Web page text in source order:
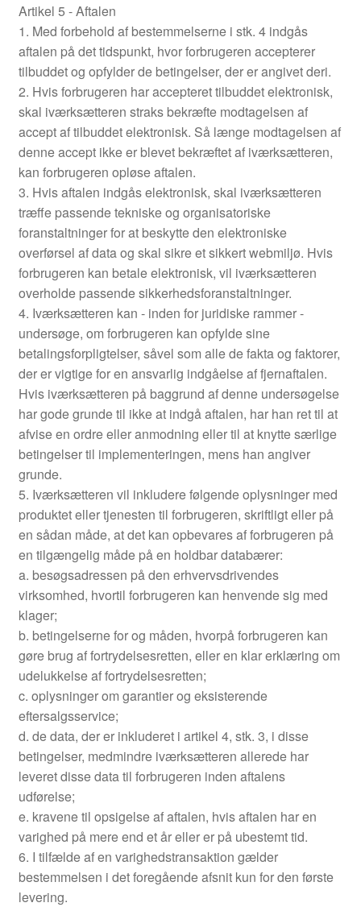
Artikel 5 - Aftalen
1. Med forbehold af bestemmelserne i stk. 4 indgås
aftalen på det tidspunkt, hvor forbrugeren accepterer
tilbuddet og opfylder de betingelser, der er angivet deri.
2. Hvis forbrugeren har accepteret tilbuddet elektronisk,
skal iværksætteren straks bekræfte modtagelsen af
accept af tilbuddet elektronisk. Så længe modtagelsen af
denne accept ikke er blevet bekræftet af iværksætteren,
kan forbrugeren opløse aftalen.
3. Hvis aftalen indgås elektronisk, skal iværksætteren
træffe passende tekniske og organisatoriske
foranstaltninger for at beskytte den elektroniske
overførsel af data og skal sikre et sikkert webmiljø. Hvis
forbrugeren kan betale elektronisk, vil iværksætteren
overholde passende sikkerhedsforanstaltninger.
4. Iværksætteren kan - inden for juridiske rammer -
undersøge, om forbrugeren kan opfylde sine
betalingsforpligtelser, såvel som alle de fakta og faktorer,
der er vigtige for en ansvarlig indgåelse af fjernaftalen.
Hvis iværksætteren på baggrund af denne undersøgelse
har gode grunde til ikke at indgå aftalen, har han ret til at
afvise en ordre eller anmodning eller til at knytte særlige
betingelser til implementeringen, mens han angiver
grunde.
5. Iværksætteren vil inkludere følgende oplysninger med
produktet eller tjenesten til forbrugeren, skriftligt eller på
en sådan måde, at det kan opbevares af forbrugeren på
en tilgængelig måde på en holdbar databærer:
a. besøgsadressen på den erhvervsdrivendes
virksomhed, hvortil forbrugeren kan henvende sig med
klager;
b. betingelserne for og måden, hvorpå forbrugeren kan
gøre brug af fortrydelsesretten, eller en klar erklæring om
udelukkelse af fortrydelsesretten;
c. oplysninger om garantier og eksisterende
eftersalgsservice;
d. de data, der er inkluderet i artikel 4, stk. 3, i disse
betingelser, medmindre iværksætteren allerede har
leveret disse data til forbrugeren inden aftalens
udførelse;
e. kravene til opsigelse af aftalen, hvis aftalen har en
varighed på mere end et år eller er på ubestemt tid.
6. I tilfælde af en varighedstransaktion gælder
bestemmelsen i det foregående afsnit kun for den første
levering.